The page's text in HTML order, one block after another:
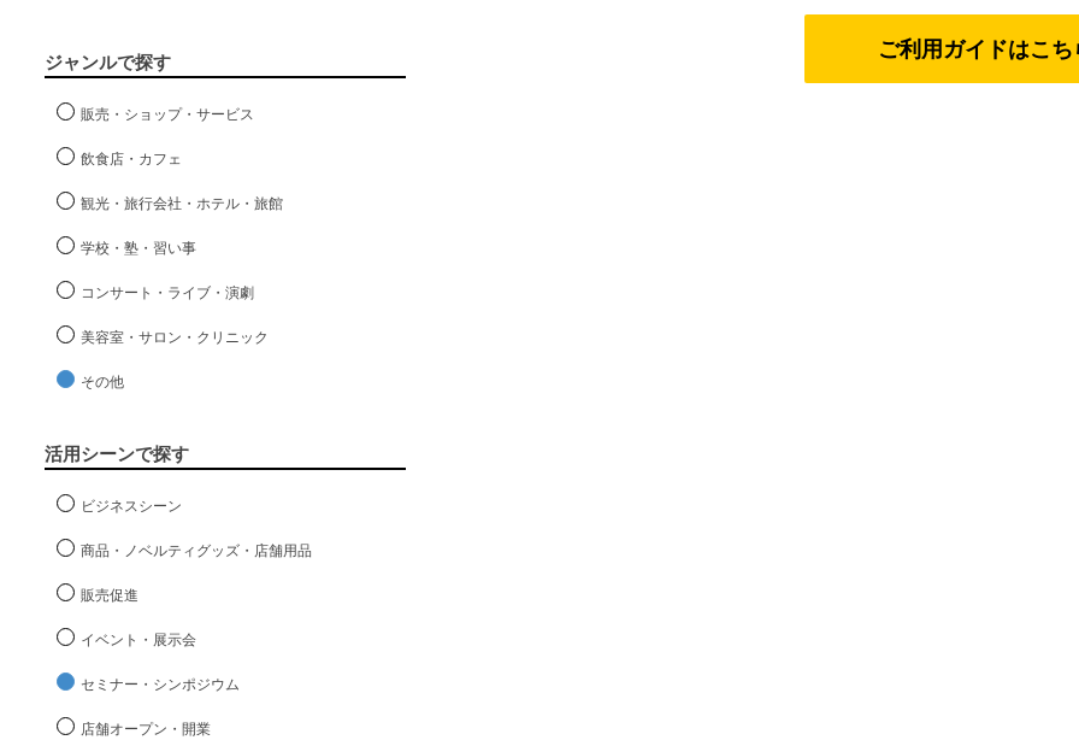
ジャンルで探す
販売・ショップ・サービス
飲食店・カフェ
観光・旅行会社・ホテル・旅館
学校・塾・習い事
コンサート・ライブ・演劇
美容室・サロン・クリニック
その他
活用シーンで探す
ビジネスシーン
商品・ノベルティグッズ・店舗用品
販売促進
イベント・展示会
セミナー・シンポジウム
店舗オープン・開業
ご利用ガイドはこ